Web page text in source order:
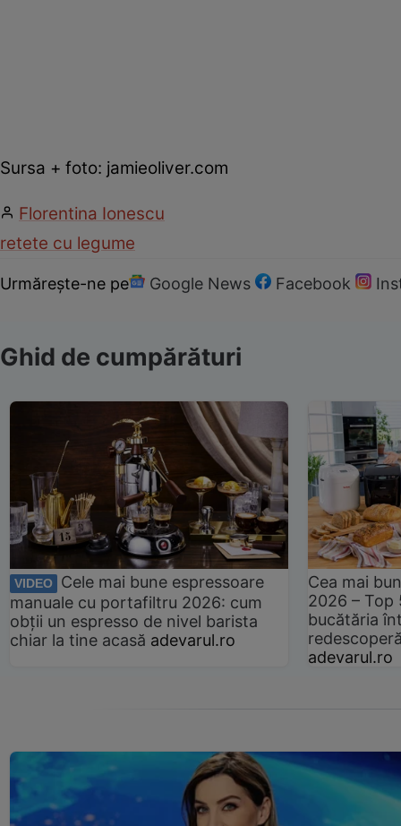
Sursa + foto: jamieoliver.com
Florentina Ionescu
retete cu legume
Urmărește-ne pe Google News Facebook
Ghid de cumpărături
VIDEO
Cele mai bune espressoare
manuale cu portafiltru 2026: cum
obții un espresso de nivel barista
chiar la tine acasă adevarul.ro
Cea mai
2026 –
bucătăria
adevarul.ro